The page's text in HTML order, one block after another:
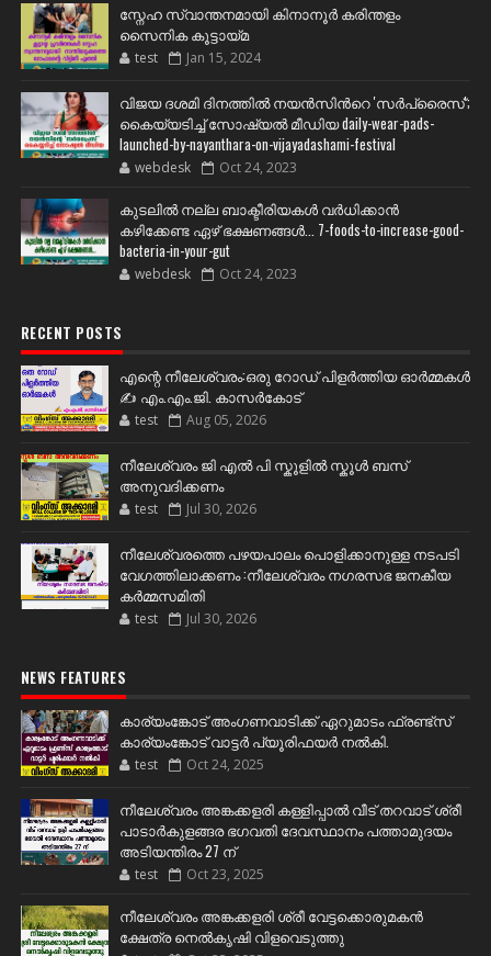
സ്നേഹ സ്വാന്തനമായി കിനാനൂർ കരിന്തളം
സൈനിക കൂട്ടായ്മ
test Jan 15, 2024
വിജയ ദശമി ദിനത്തില്‍ നയന്‍സിന്‍റെ 'സര്‍പ്രൈസ്';
കൈയ്യടിച്ച് സോഷ്യല്‍ മീഡിയ daily-wear-pads-
launched-by-nayanthara-on-vijayadashami-festival
webdesk Oct 24, 2023
കുടലിൽ നല്ല ബാക്ടീരിയകൾ വര്‍ധിക്കാന്‍
കഴിക്കേണ്ട ഏഴ് ഭക്ഷണങ്ങള്‍... 7-foods-to-increase-good-
bacteria-in-your-gut
webdesk Oct 24, 2023
RECENT POSTS
എന്റെ നീലേശ്വരം:ഒരു റോഡ് പിളർത്തിയ ഓർമ്മകൾ
✍️ എം.എം.ജി. കാസർകോട്
test Aug 05, 2026
നീലേശ്വരം ജി എൽ പി സ്കൂളിൽ സ്കൂൾ ബസ്
അനുവദിക്കണം
test Jul 30, 2026
നീലേശ്വരത്തെ പഴയപാലം പൊളിക്കാനുള്ള നടപടി
വേഗത്തിലാക്കണം :നീലേശ്വരം നഗരസഭ ജനകീയ
കർമ്മസമിതി
test Jul 30, 2026
NEWS FEATURES
കാര്യംങ്കോട് അംഗണവാടിക്ക് ഏറുമാടം ഫ്രണ്ട്സ്
കാര്യംങ്കോട് വാട്ടർ പ്യൂരിഫയർ നൽകി.
test Oct 24, 2025
നീലേശ്വരം അങ്കക്കളരി കള്ളിപ്പാൽ വീട് തറവാട് ശ്രീ
പാടാർകുളങ്ങര ഭഗവതി ദേവസ്ഥാനം പത്താമുദയം
അടിയന്തിരം 27 ന്
test Oct 23, 2025
നീലേശ്വരം അങ്കക്കളരി ശ്രീ വേട്ടക്കൊരുമകൻ
ക്ഷേത്ര നെൽകൃഷി വിളവെടുത്തു